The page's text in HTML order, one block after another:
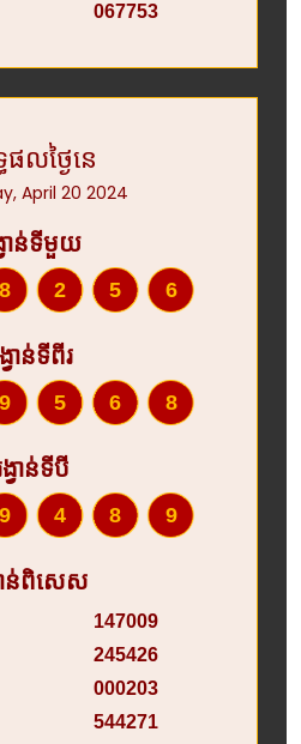
067753
ផលថ្ងៃនេ
April 20 2024
វាន់ទីមួយ
វាន់ទីពីរ
ង្វាន់ទីបី
ាន់ពិសេស
147009
245426
000203
544271